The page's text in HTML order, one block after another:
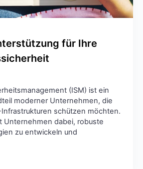
für Ihre
(ISM) ist ein
moderner Unternehmen, die
schützen möchten.
Unternehmen dabei, robuste
zu entwickeln und